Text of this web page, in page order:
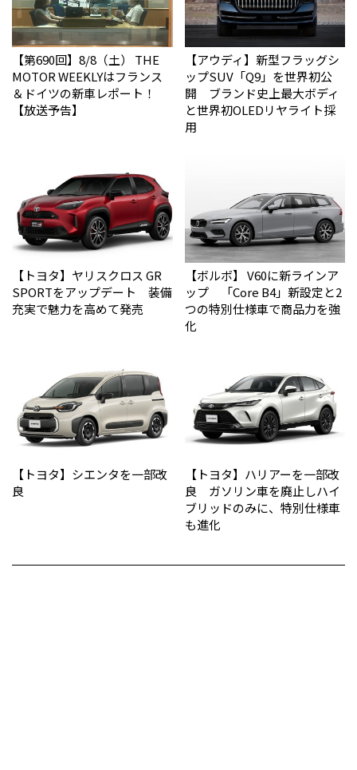
【第690回】8/8（土） THE
MOTOR WEEKLYはフランス
＆ドイツの新車レポート！
【放送予告】
【アウディ】新型フラッグシ
ップSUV「Q9」を世界初公
開 ブランド史上最大ボディ
と世界初OLEDリヤライト採
用
【トヨタ】ヤリスクロス GR
SPORTをアップデート 装備
充実で魅力を高めて発売
【ボルボ】 V60に新ラインア
ップ 「Core B4」新設定と2
つの特別仕様車で商品力を強
化
【トヨタ】シエンタを一部改
良
【トヨタ】ハリアーを一部改
良 ガソリン車を廃止しハイ
ブリッドのみに、特別仕様車
も進化